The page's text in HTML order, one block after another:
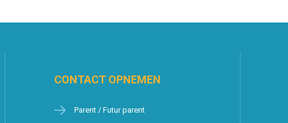
CONTACT OPNEMEN
Parent / Futur parent